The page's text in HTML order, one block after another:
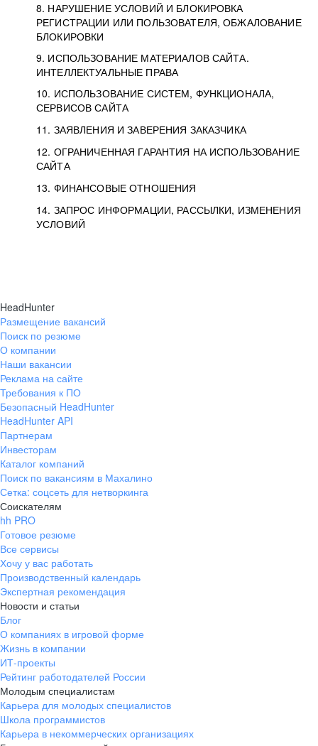
8. НАРУШЕНИЕ УСЛОВИЙ И БЛОКИРОВКА
РЕГИСТРАЦИИ ИЛИ ПОЛЬЗОВАТЕЛЯ, ОБЖАЛОВАНИЕ
БЛОКИРОВКИ
9. ИСПОЛЬЗОВАНИЕ МАТЕРИАЛОВ САЙТА.
ИНТЕЛЛЕКТУАЛЬНЫЕ ПРАВА
10. ИСПОЛЬЗОВАНИЕ СИСТЕМ, ФУНКЦИОНАЛА,
СЕРВИСОВ САЙТА
11. ЗАЯВЛЕНИЯ И ЗАВЕРЕНИЯ ЗАКАЗЧИКА
12. ОГРАНИЧЕННАЯ ГАРАНТИЯ НА ИСПОЛЬЗОВАНИЕ
САЙТА
13. ФИНАНСОВЫЕ ОТНОШЕНИЯ
14. ЗАПРОС ИНФОРМАЦИИ, РАССЫЛКИ, ИЗМЕНЕНИЯ
УСЛОВИЙ
HeadHunter
Размещение вакансий
Поиск по резюме
О компании
Наши вакансии
Реклама на сайте
Требования к ПО
Безопасный HeadHunter
HeadHunter API
Партнерам
Инвесторам
Каталог компаний
Поиск по вакансиям в Махалино
Сетка: соцсеть для нетворкинга
Соискателям
hh PRO
Готовое резюме
Все сервисы
Хочу у вас работать
Производственный календарь
Экспертная рекомендация
Новости и статьи
Блог
О компаниях в игровой форме
Жизнь в компании
ИТ-проекты
Рейтинг работодателей России
Молодым специалистам
Карьера для молодых специалистов
Школа программистов
Карьера в некоммерческих организациях